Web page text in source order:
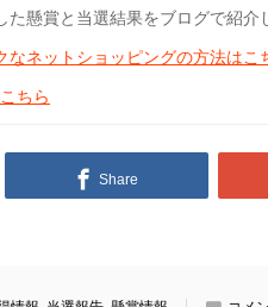
た懸賞と当選結果をブログで紹介
なネットショッピングの方法はこ
ちら
Share